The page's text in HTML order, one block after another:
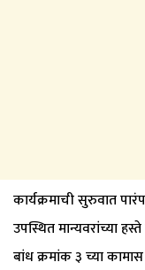
कार्यक्रमाची सुरुवात
उपस्थित मान्यवरांच्या
बांध क्रमांक ३ च्या